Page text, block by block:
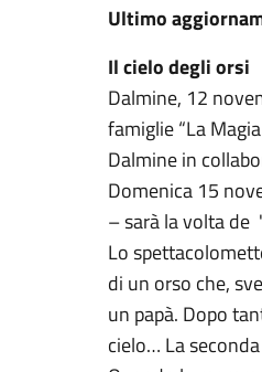
Ultimo
Il cielo degli orsi
Dalmine, 12
famiglie “La
Dalmine in
Domenica 15
– sarà la volta de
Lo
di un orso che,
un papà. Dopo
cielo… La